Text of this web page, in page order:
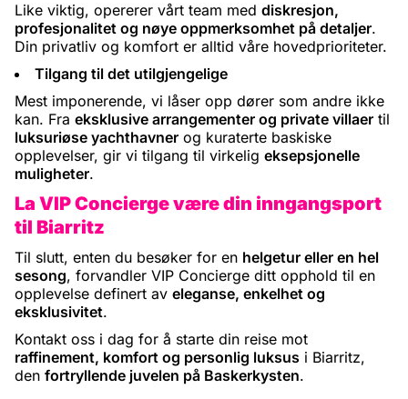
Like viktig, opererer vårt team med diskresjon,
profesjonalitet og nøye oppmerksomhet på detaljer.
Din privatliv og komfort er alltid våre hovedprioriteter.
Tilgang til det utilgjengelige
Mest imponerende, vi låser opp dører som andre ikke
kan. Fra eksklusive arrangementer og private villaer til
luksuriøse yachthavner og kuraterte baskiske
opplevelser, gir vi tilgang til virkelig eksepsjonelle
muligheter.
La VIP Concierge være din inngangsport
til Biarritz
Til slutt, enten du besøker for en helgetur eller en hel
sesong, forvandler VIP Concierge ditt opphold til en
opplevelse definert av eleganse, enkelhet og
eksklusivitet.
Kontakt oss i dag for å starte din reise mot
raffinement, komfort og personlig luksus i Biarritz,
den fortryllende juvelen på Baskerkysten.